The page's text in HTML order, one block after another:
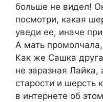
больше не видел!
посмотри, какая
уведи ее, иначе
А мать промолчала,
Как же Сашка
не заразная Лайка,
старости и шерсть
в интернете об